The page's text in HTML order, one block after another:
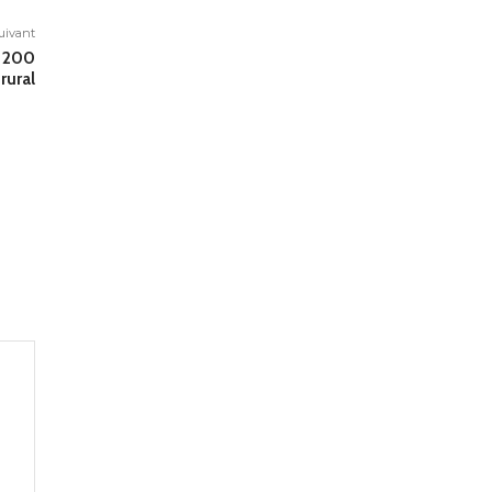
200